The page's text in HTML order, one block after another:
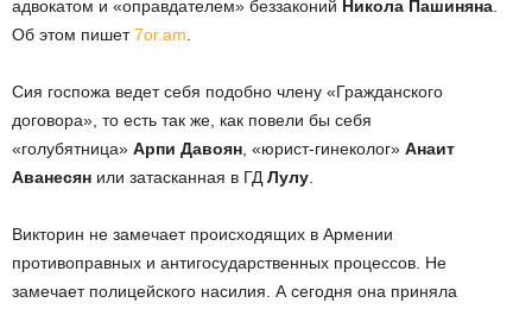
адвокатом и «оправдателем» беззаконий Никола Пашиняна
Об этом пишет7or.am
Сия госпожа ведет себя подобно члену «Гражданского
договора», то есть так же, как повели бы себя
«голубятница» Арпи Давоян , «юрист-гинеколог» Анаит
Аванесян или затасканная в ГД Лулу
Викторин не замечает происходящих в Армении
противоправных и антигосударственных процессов. Не
замечает полицейского насилия. А сегодня она приняла